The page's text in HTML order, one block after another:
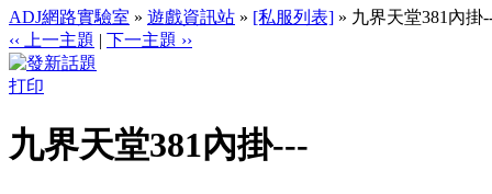
ADJ網路實驗室 » 遊戲資訊站 » [私服列表] » 九界天堂381內掛
‹‹ 上一主題 | 下一主題 ››
打印
九界天堂381內掛---